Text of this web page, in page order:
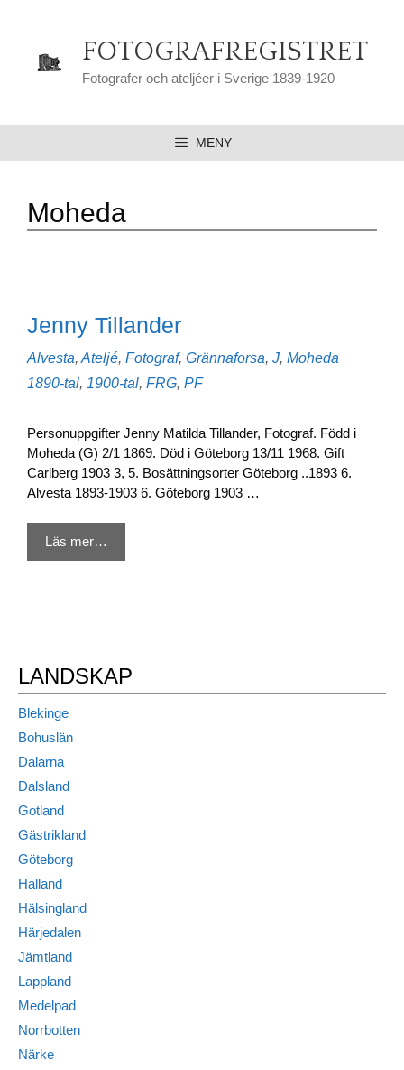
FOTOGRAFREGISTRET
Fotografer och ateljéer i Sverige 1839-1920
MENY
Moheda
Jenny Tillander
Kategorier
Alvesta, Ateljé, Fotograf, Grännaforsa, J, Moheda
1890-tal, 1900-tal, FRG, PF
Personuppgifter Jenny Matilda Tillander, Fotograf. Född i
Moheda (G) 2/1 1869. Död i Göteborg 13/11 1968. Gift
Carlberg 1903 3, 5. Bosättningsorter Göteborg ..1893 6.
Alvesta 1893-1903 6. Göteborg 1903 …
Läs mer…
LANDSKAP
Blekinge
Bohuslän
Dalarna
Dalsland
Gotland
Gästrikland
Göteborg
Halland
Hälsingland
Härjedalen
Jämtland
Lappland
Medelpad
Norrbotten
Närke